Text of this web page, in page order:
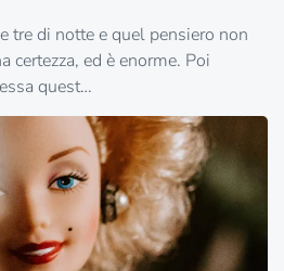
tre di notte e quel pensiero non
certezza, ed è enorme. Poi
quest…